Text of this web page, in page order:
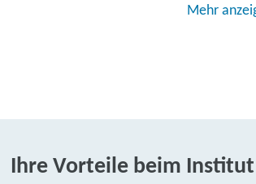
Mehr
Ihre Vorteile beim